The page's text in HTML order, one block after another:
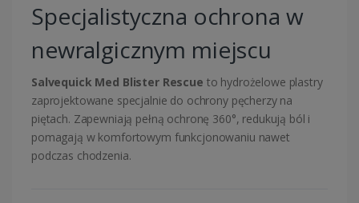
Specjalistyczna ochrona w
newralgicznym miejscu
Salvequick Med Blister Rescue to hydrożelowe plastry
zaprojektowane specjalnie do ochrony pęcherzy na
piętach. Zapewniają pełną ochronę 360°, redukują ból i
pomagają w komfortowym funkcjonowaniu nawet
podczas chodzenia.